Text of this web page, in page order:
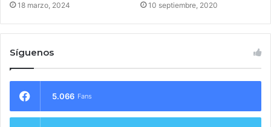
18 marzo, 2024 10 septiembre, 2020
Síguenos
5.066 Fans